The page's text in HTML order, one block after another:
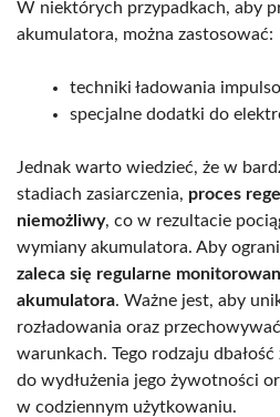
W niektórych przypadkach, aby
akumulatora, można zastosować:
techniki ładowania
specjalne dodatki do
Jednak warto wiedzieć, że w
stadiach zasiarczenia, proces
niemożliwy, co w rezultacie
wymiany akumulatora. Aby
zaleca się regularne
akumulatora. Ważne jest, aby
rozładowania oraz
warunkach. Tego rodzaju
do wydłużenia jego żywotności
w codziennym użytkowaniu.